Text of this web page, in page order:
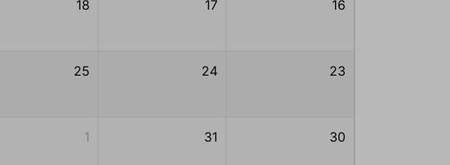
16
17
18
23
24
25
30
31
1